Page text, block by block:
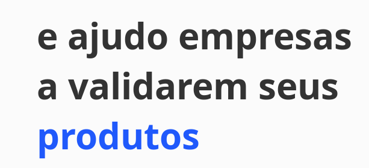
e ajudo empresas
a validarem seus
produtos